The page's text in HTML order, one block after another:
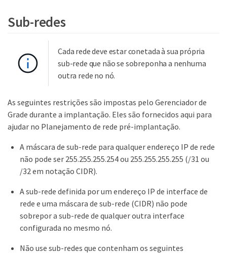
Sub-redes
Cada rede deve estar conetada à sua própria
sub-rede que não se sobreponha a nenhuma
outra rede no nó.
As seguintes restrições são impostas pelo Gerenciador de
Grade durante a implantação. Eles são fornecidos aqui para
ajudar no Planejamento de rede pré-implantação.
A máscara de sub-rede para qualquer endereço IP de rede
não pode ser 255.255.255.254 ou 255.255.255.255 (/31 ou
/32 em notação CIDR).
A sub-rede definida por um endereço IP de interface de
rede e uma máscara de sub-rede (CIDR) não pode
sobrepor a sub-rede de qualquer outra interface
configurada no mesmo nó.
Não use sub-redes que contenham os seguintes